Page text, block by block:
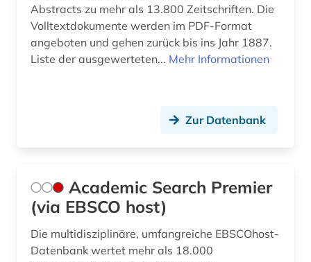
chemistry (1)
china (4)
computing &amp; processing (1)
cytologie (1)
dante (1)
Abstracts zu mehr als 13.800 Zeitschriften. Die
Volltextdokumente werden im PDF-Format
angeboten und gehen zurück bis ins Jahr 1887.
Liste der ausgewerteten... Mehr Informationen
Zur Datenbank
Academic Search Premier
(via EBSCO host)
Die multidisziplinäre, umfangreiche EBSCOhost-
Datenbank wertet mehr als 18.000